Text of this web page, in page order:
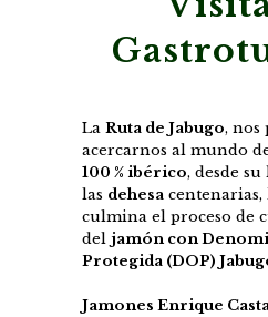
La Ruta de Jabugo, nos
acercarnos al mundo
100 % ibérico, desde
las dehesa centenarias,
culmina el proceso de
del jamón con
Protegida (DOP)
Jamones Enrique